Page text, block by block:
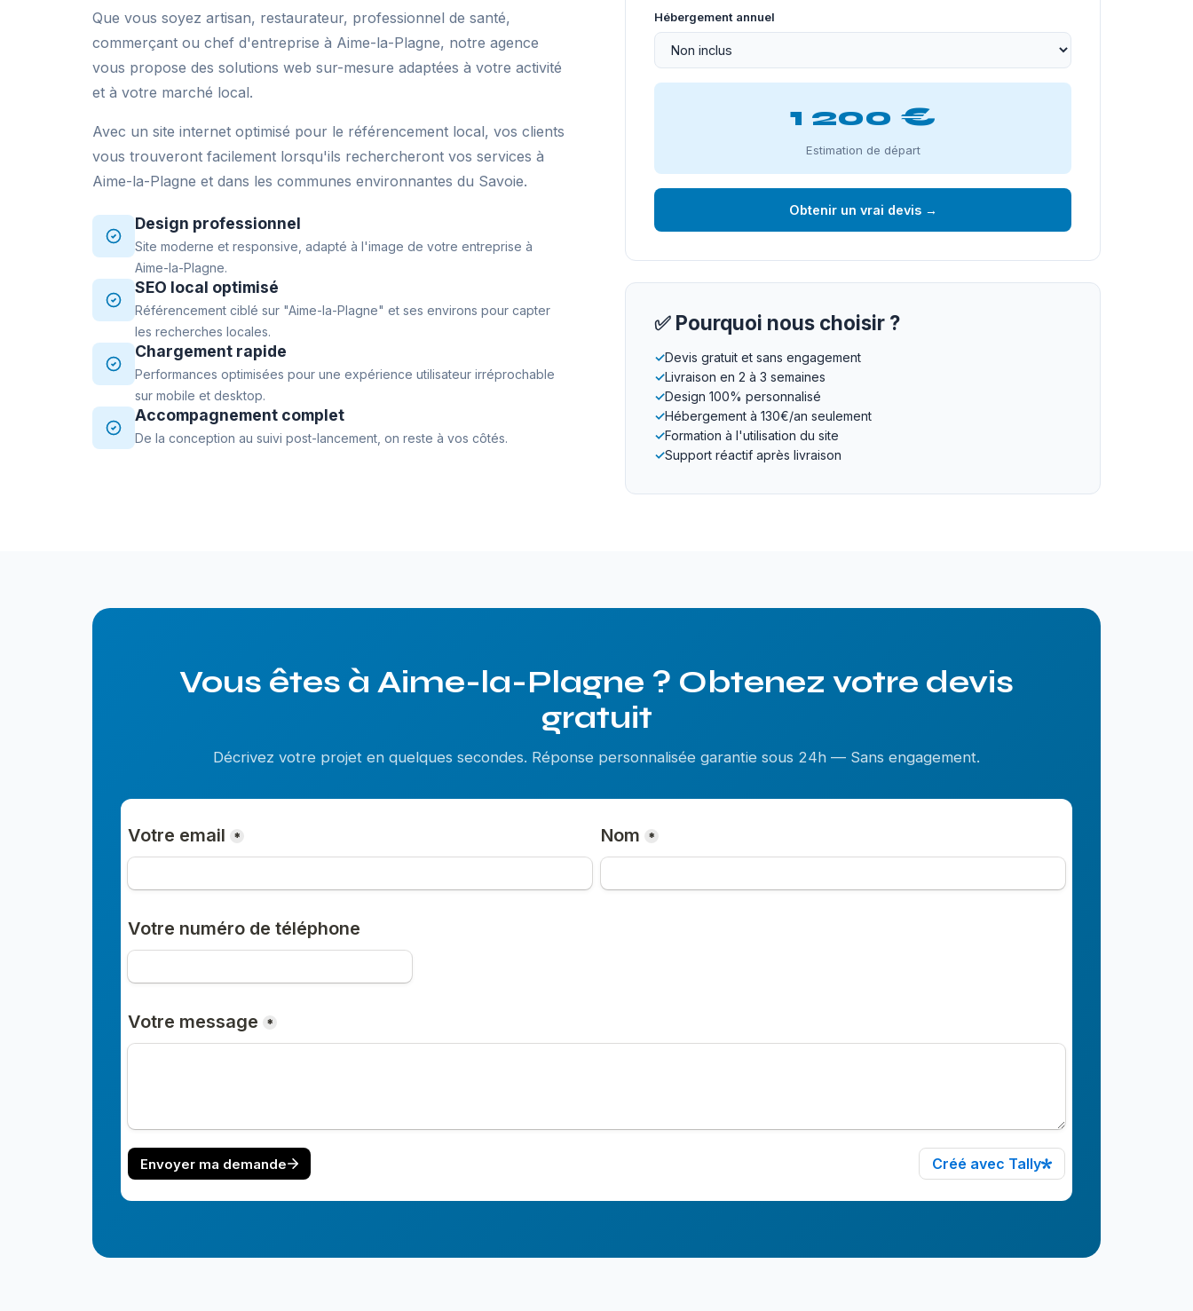
Que vous soyez artisan, restaurateur, professionnel de santé,
commerçant ou chef d'entreprise à Aime-la-Plagne, notre agence
vous propose des solutions web sur-mesure adaptées à votre activité
et à votre marché local.
Avec un site internet optimisé pour le référencement local, vos clients
vous trouveront facilement lorsqu'ils rechercheront vos services à
Aime-la-Plagne et dans les communes environnantes du Savoie.
Design professionnel
Site moderne et responsive, adapté à l'image de votre entreprise à
Aime-la-Plagne.
SEO local optimisé
Référencement ciblé sur "Aime-la-Plagne" et ses environs pour capter
les recherches locales.
Chargement rapide
Performances optimisées pour une expérience utilisateur irréprochable
sur mobile et desktop.
Accompagnement complet
De la conception au suivi post-lancement, on reste à vos côtés.
Hébergement annuel
1 200 €
Estimation de départ
Obtenir un vrai devis →
✅ Pourquoi nous choisir ?
✓Devis gratuit et sans engagement
✓Livraison en 2 à 3 semaines
✓Design 100% personnalisé
✓Hébergement à 130€/an seulement
✓Formation à l'utilisation du site
✓Support réactif après livraison
Vous êtes à Aime-la-Plagne ? Obtenez votre devis
gratuit
Décrivez votre projet en quelques secondes. Réponse personnalisée garantie sous 24h — Sans engagement.